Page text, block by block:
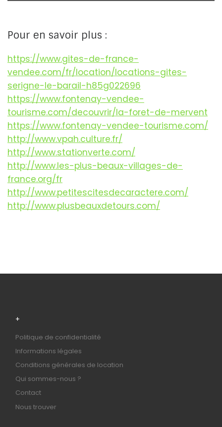
Pour en savoir plus :
https://www.gites-de-france-
vendee.com/fr/location/locations-gites-
serigne-le-barail-h85g022696
https://www.fontenay-vendee-
tourisme.com/decouvrir/la-foret-de-mervent
https://www.fontenay-vendee-tourisme.com/
http://www.vpah.culture.fr/
http://www.stationverte.com/
http://www.les-plus-beaux-villages-de-
france.org/fr
http://www.petitescitesdecaractere.com/
http://www.plusbeauxdetours.com/
+
Politique de confidentialité
Informations légales
Conditions générales de location
Qui sommes-nous ?
Contact
Nous trouver